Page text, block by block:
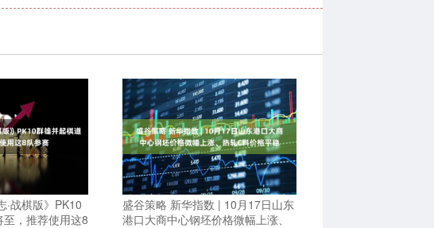
·战棋版》PK10
，推荐使用这8
盛谷策略 新华指数 | 10月17日山东
港口大商中心钢坯价格微幅上涨、